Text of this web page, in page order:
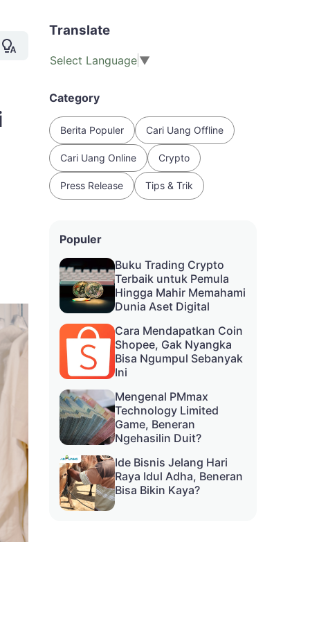
Translate
Select Language ▼
Category
Berita Populer Cari Uang Offline
Cari Uang Online Crypto
Press Release Tips & Trik
Populer
Buku Trading Crypto
Terbaik untuk Pemula
Hingga Mahir Memahami
Dunia Aset Digital
Cara Mendapatkan Coin
Shopee, Gak Nyangka
Bisa Ngumpul Sebanyak
Ini
Mengenal PMmax
Technology Limited
Game, Beneran
Ngehasilin Duit?
Ide Bisnis Jelang Hari
Raya Idul Adha, Beneran
Bisa Bikin Kaya?